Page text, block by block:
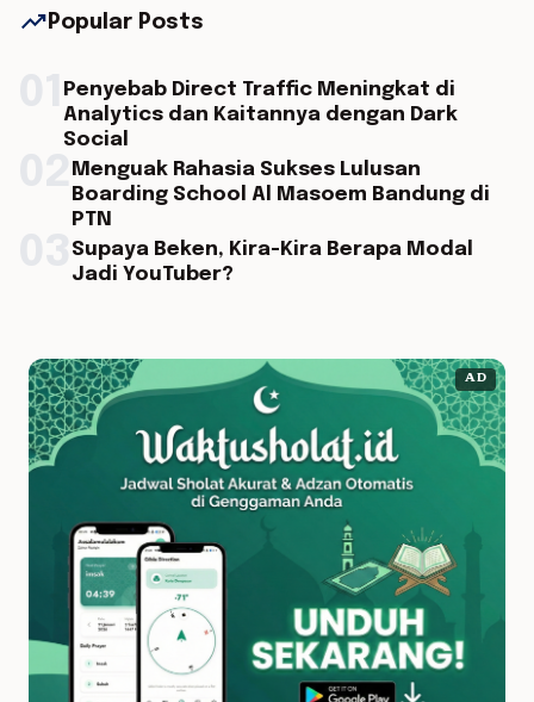
trending_up Popular Posts
Penyebab Direct Traffic Meningkat di
Analytics dan Kaitannya dengan Dark
Social
Menguak Rahasia Sukses Lulusan
Boarding School Al Masoem Bandung di
PTN
Supaya Beken, Kira-Kira Berapa Modal
Jadi YouTuber?
AD